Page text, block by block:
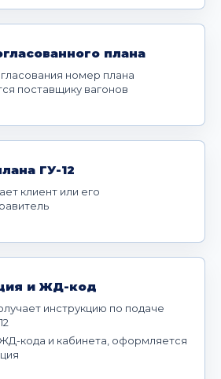
плана
номер плана
поставщику вагонов
ГУ-12
клиент или его
и ЖД-код
инструкцию по подаче
кода и кабинета, оформляется